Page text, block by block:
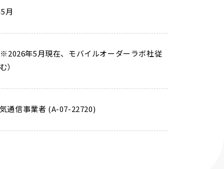
月
年5月現在、モバイルオーダーラボ社従
）
通信事業者 (A-07-22720)